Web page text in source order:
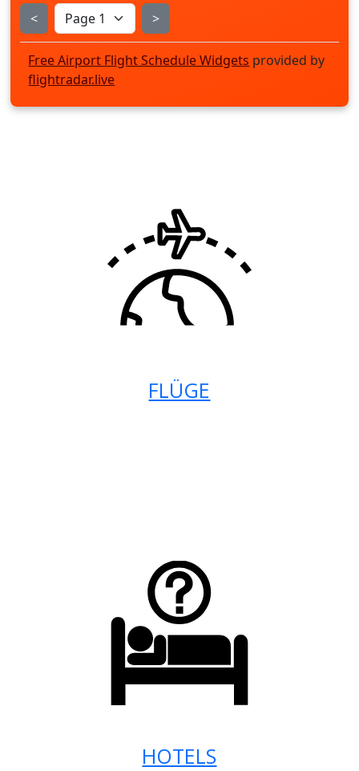
< >
Free Airport Flight Schedule Widgets provided by
flightradar.live
FLÜGE
HOTELS